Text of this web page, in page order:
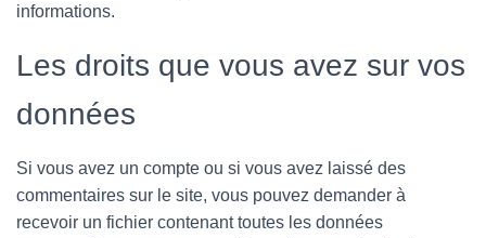
informations.
Les droits que vous avez sur vos
données
Si vous avez un compte ou si vous avez laissé des
commentaires sur le site, vous pouvez demander à
recevoir un fichier contenant toutes les données